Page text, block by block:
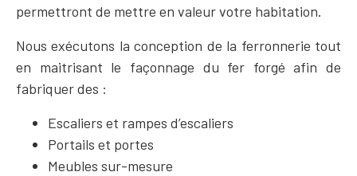
permettront de mettre en valeur votre habitation.
Nous exécutons la conception de la ferronnerie tout
en maitrisant le façonnage du fer forgé afin de
fabriquer des :
Escaliers et rampes d’escaliers
Portails et portes
Meubles sur-mesure